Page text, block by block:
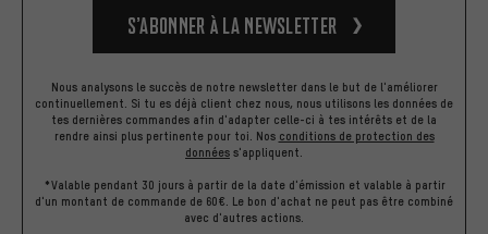
S’abonner à la newsletter
Nous analysons le succès de notre newsletter dans le but de l'améliorer
continuellement. Si tu es déjà client chez nous, nous utilisons les données de
tes dernières commandes afin d'adapter celle-ci à tes intérêts et de la
rendre ainsi plus pertinente pour toi. Nos conditions de protection des
données s'appliquent.
*Valable pendant 30 jours à partir de la date d'émission et valable à partir
d'un montant de commande de 60€. Le bon d'achat ne peut pas être combiné
avec d'autres actions.